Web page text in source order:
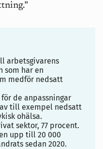
arbetsgivarens
som har en
medför nedsatt
de anpassningar
till exempel nedsatt
ohälsa.
sektor, 77 procent.
upp till 20 000
sedan 2020.